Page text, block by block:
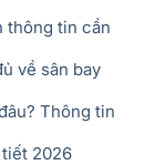
thông tin cần
về sân bay
Thông tin
tiết 2026